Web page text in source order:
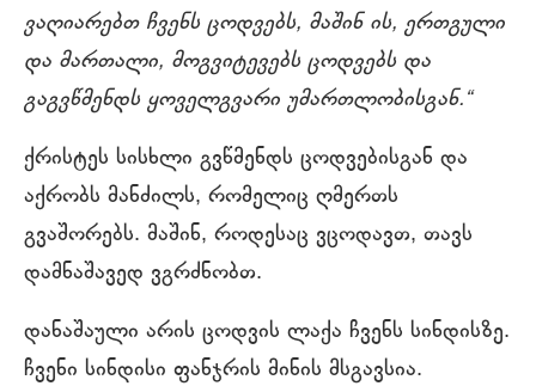
ვაღიარებთ ჩვენს ცოდვებს, მაშინ ის, ერთგული
და მართალი, მოგვიტევებს ცოდვებს და
გაგვწმენდს ყოველგვარი უმართლობისგან.“
ქრისტეს სისხლი გვწმენდს ცოდვებისგან და
აქრობს მანძილს, რომელიც ღმერთს
გვაშორებს. მაშინ, როდესაც ვცოდავთ, თავს
დამნაშავედ ვგრძნობთ.
დანაშაული არის ცოდვის ლაქა ჩვენს სინდისზე.
ჩვენი სინდისი ფანჯრის მინის მსგავსია.